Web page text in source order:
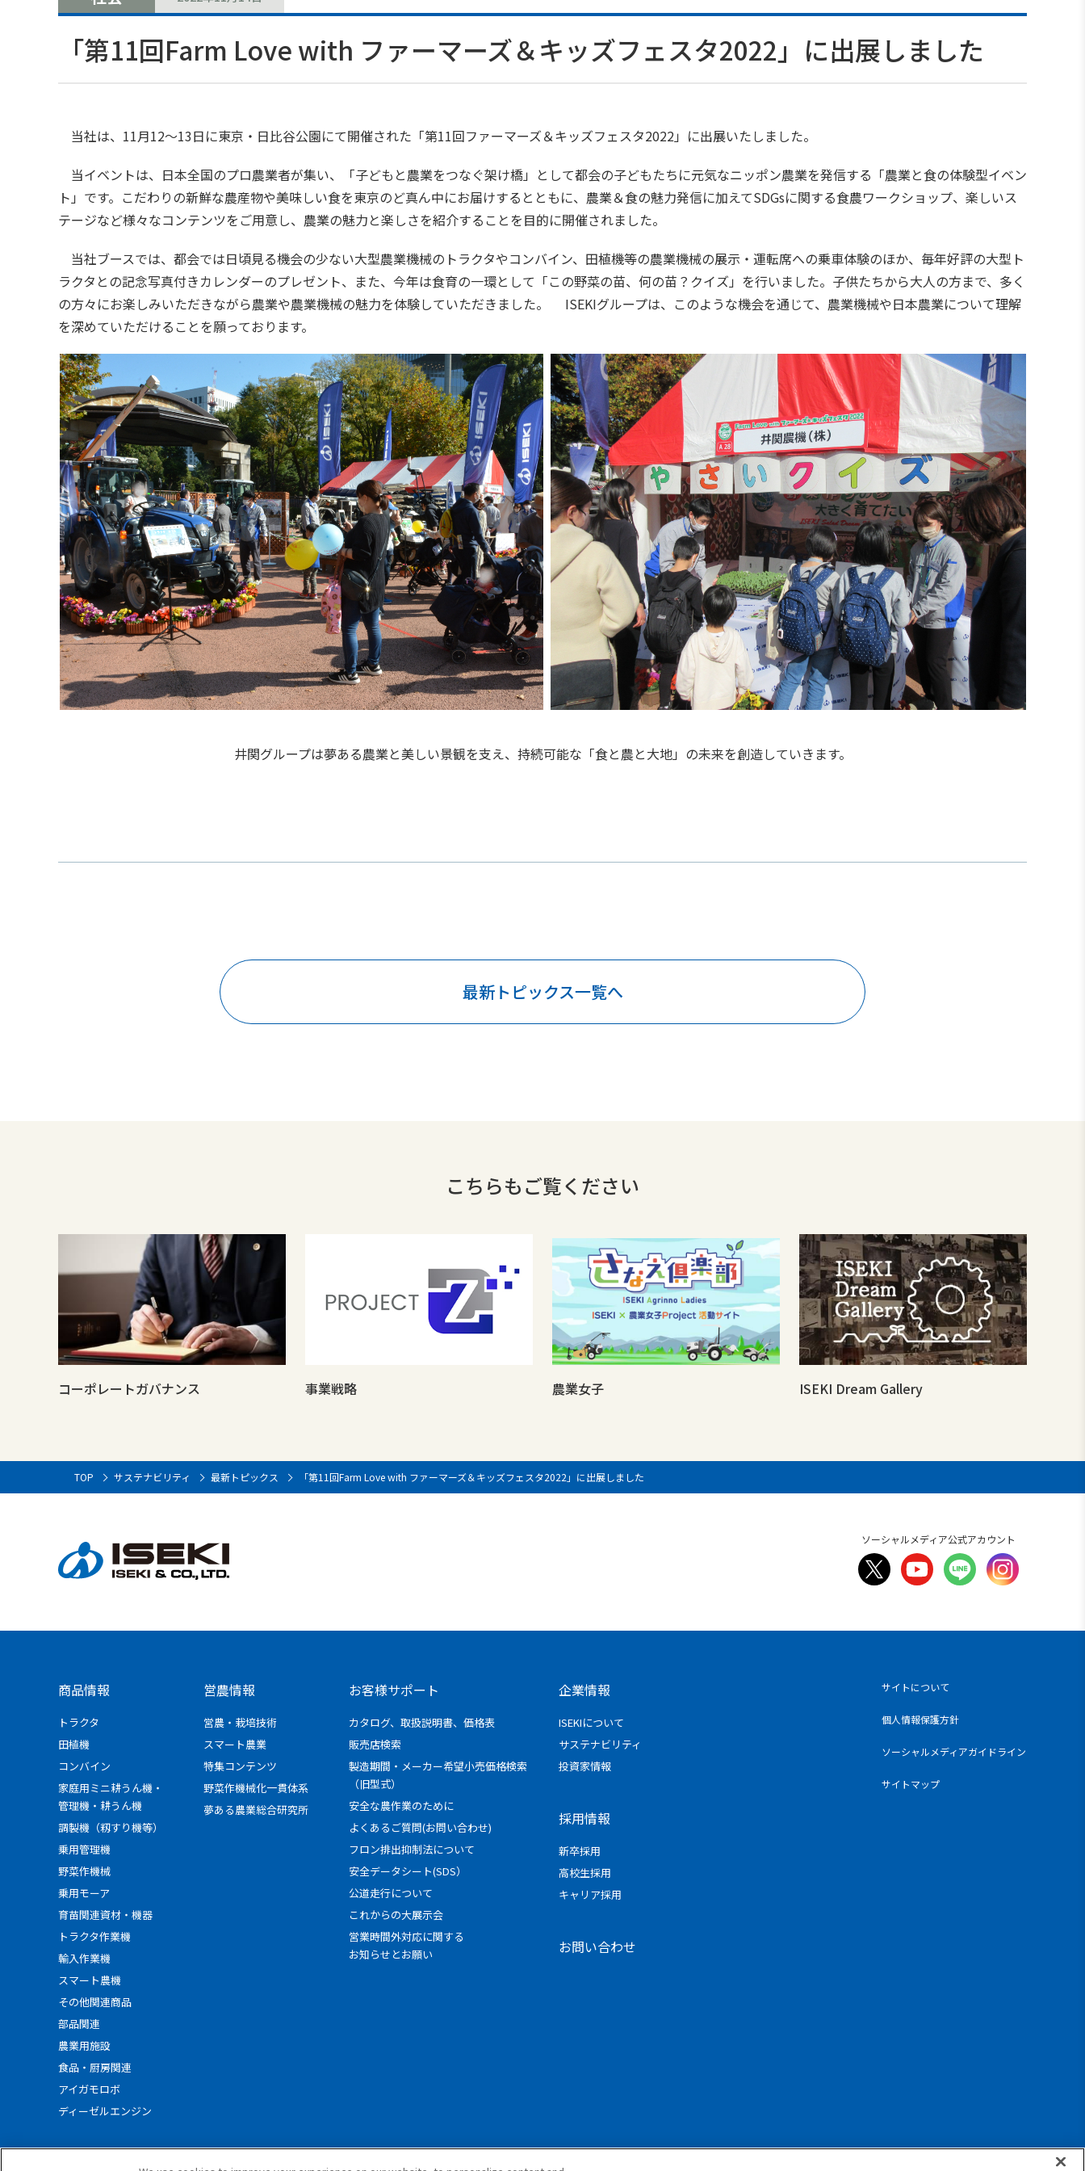
「第11回Farm Love with ファーマーズ＆キッズフェスタ2022」に出展しました
当社は、11月12～13日に東京・日比谷公園にて開催された「第11回ファーマーズ＆キッズフェスタ2022」に出展いたしました。
当イベントは、日本全国のプロ農業者が集い、「子どもと農業をつなぐ架け橋」として都会の子どもたちに元気なニッポン農業を発信する「農業と食の体験型イベン
ト」です。こだわりの新鮮な農産物や美味しい食を東京のど真ん中にお届けするとともに、農業＆食の魅力発信に加えてSDGsに関する食農ワークショップ、楽しいス
テージなど様々なコンテンツをご用意し、農業の魅力と楽しさを紹介することを目的に開催されました。
当社ブースでは、都会では日頃見る機会の少ない大型農業機械のトラクタやコンバイン、田植機等の農業機械の展示・運転席への乗車体験のほか、毎年好評の大型ト
ラクタとの記念写真付きカレンダーのプレゼント、また、今年は食育の一環として「この野菜の苗、何の苗？クイズ」を行いました。子供たちから大人の方まで、多く
の方々にお楽しみいただきながら農業や農業機械の魅力を体験していただきました。 ISEKIグループは、このような機会を通じて、農業機械や日本農業について理解
を深めていただけることを願っております。
井関グループは夢ある農業と美しい景観を支え、持続可能な「食と農と大地」の未来を創造していきます。
最新トピックス一覧へ
こちらもご覧ください
コーポレートガバナンス 事業戦略 農業女子 ISEKI Dream Gallery
TOP サステナビリティ 最新トピックス 「第11回Farm Love with ファーマーズ＆キッズフェスタ2022」に出展しました
ソーシャルメディア公式アカウント
商品情報
トラクタ
田植機
コンバイン
家庭用ミニ耕うん機・
管理機・耕うん機
調製機（籾すり機等）
乗用管理機
野菜作機械
乗用モーア
育苗関連資材・機器
トラクタ作業機
輸入作業機
スマート農機
その他関連商品
部品関連
農業用施設
食品・厨房関連
アイガモロボ
ディーゼルエンジン
営農情報
営農・栽培技術
スマート農業
特集コンテンツ
野菜作機械化一貫体系
夢ある農業総合研究所
お客様サポート
カタログ、取扱説明書、価格表
販売店検索
製造期間・メーカー希望小売価格検索
（旧型式）
安全な農作業のために
よくあるご質問(お問い合わせ)
フロン排出抑制法について
安全データシート(SDS）
公道走行について
これからの大展示会
営業時間外対応に関する
お知らせとお願い
企業情報
ISEKIについて
サステナビリティ
投資家情報
採用情報
新卒採用
高校生採用
キャリア採用
お問い合わせ
サイトについて
個人情報保護方針
ソーシャルメディアガイドライン
サイトマップ